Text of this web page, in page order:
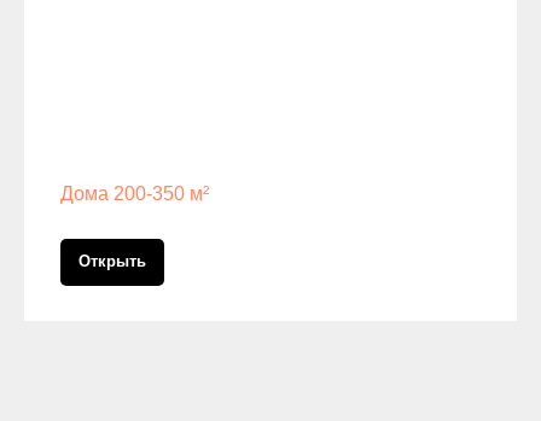
Дома 200-350 м²
Открыть